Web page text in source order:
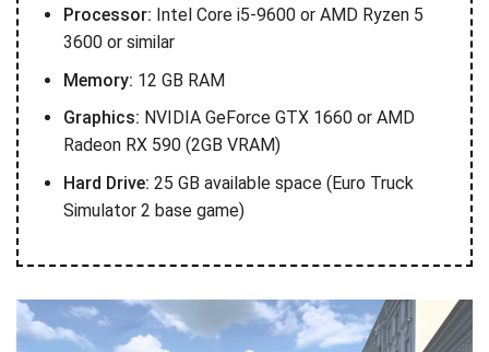
Processor: Intel Core i5-9600 or AMD Ryzen 5
3600 or similar
Memory: 12 GB RAM
Graphics: NVIDIA GeForce GTX 1660 or AMD
Radeon RX 590 (2GB VRAM)
Hard Drive: 25 GB available space (Euro Truck
Simulator 2 base game)